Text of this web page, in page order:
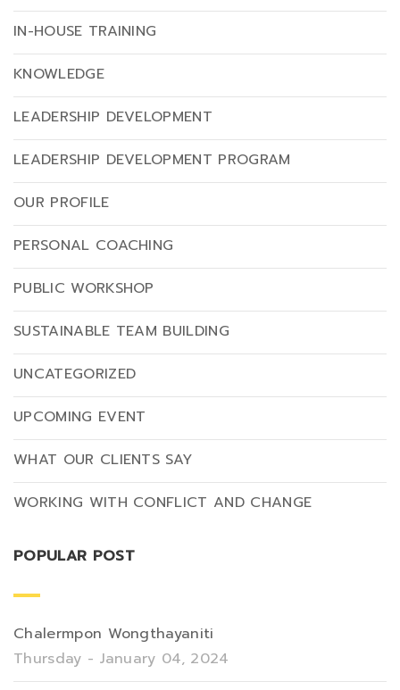
IN-HOUSE TRAINING
KNOWLEDGE
LEADERSHIP DEVELOPMENT
LEADERSHIP DEVELOPMENT PROGRAM
OUR PROFILE
PERSONAL COACHING
PUBLIC WORKSHOP
SUSTAINABLE TEAM BUILDING
UNCATEGORIZED
UPCOMING EVENT
WHAT OUR CLIENTS SAY
WORKING WITH CONFLICT AND CHANGE
POPULAR POST
Chalermpon Wongthayaniti
Thursday - January 04, 2024